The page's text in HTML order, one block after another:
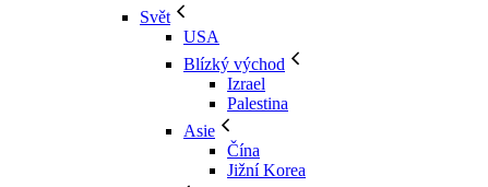
Svět
USA
Blízký východ
Izrael
Palestina
Asie
Čína
Jižní Korea